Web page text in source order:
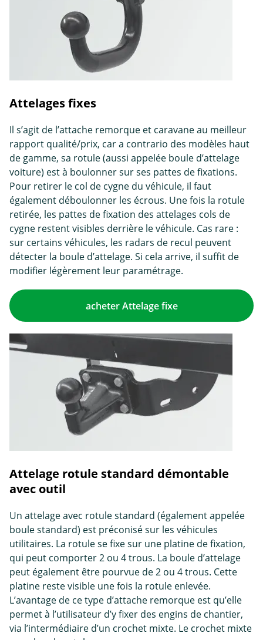
Attelages fixes
Il s’agit de l’attache remorque et caravane au meilleur
rapport qualité/prix, car a contrario des modèles haut
de gamme, sa rotule (aussi appelée boule d’attelage
voiture) est à boulonner sur ses pattes de fixations.
Pour retirer le col de cygne du véhicule, il faut
également déboulonner les écrous. Une fois la rotule
retirée, les pattes de fixation des attelages cols de
cygne restent visibles derrière le véhicule. Cas rare :
sur certains véhicules, les radars de recul peuvent
détecter la boule d’attelage. Si cela arrive, il suffit de
modifier légèrement leur paramétrage.
Attelage rotule standard démontable
avec outil
Un attelage avec rotule standard (également appelée
boule standard) est préconisé sur les véhicules
utilitaires. La rotule se fixe sur une platine de fixation,
qui peut comporter 2 ou 4 trous. La boule d’attelage
peut également être pourvue de 2 ou 4 trous. Cette
platine reste visible une fois la rotule enlevée.
L’avantage de ce type d’attache remorque est qu’elle
permet à l’utilisateur d’y fixer des engins de chantier,
via l’intermédiaire d’un crochet mixte. Le crochet mixte
acheter Attelage fixe